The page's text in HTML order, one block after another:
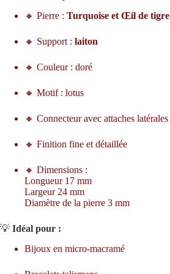
🔸 Pierre : Turquoise et Œil de tigre
🔸 Support : laiton
🔸 Couleur : doré
🔸 Motif : lotus
🔸 Connecteur avec attaches latérales
🔸 Finition fine et détaillée
🔸 Dimensions :
Longueur 17 mm
Largeur 24 mm
Diamètre de la pierre 3 mm
💡 Idéal pour :
Bijoux en micro-macramé